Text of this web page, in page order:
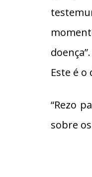
Este é
“Rezo
sobre